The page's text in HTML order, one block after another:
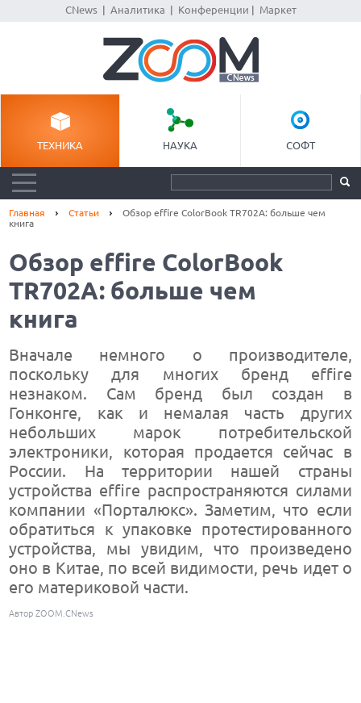
CNews| Аналитика Конференции Маркет
ТЕХНИКА НАУКА СОФТ
Главная Статьи
Обзор effire ColorBook TR702A: больше чем
книга
Обзор effire ColorBook
TR702A: больше чем
книга
Вначале немного о производителе,
поскольку для многих бренд effire
незнаком. Сам бренд был создан в
Гонконге, как и немалая часть других
небольших марок потребительской
электроники, которая продается сейчас в
России. На территории нашей страны
устройства effire распространяются силами
компании «Порталюкс». Заметим, что если
обратиться к упаковке протестированного
устройства, мы увидим, что произведено
оно в Китае, по всей видимости, речь идет о
его материковой части.
Автор ZOOM.CNews